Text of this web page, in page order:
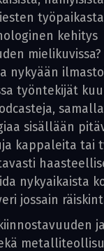
kehitys
mielikuvissa?
nykyään
työntekijät
sisällään
kappaleita tai
nykyaikaista
jossain